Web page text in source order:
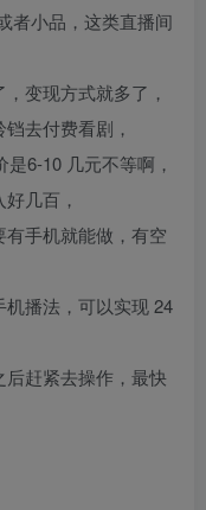
者小品，这类直播间
变现方式就多了，
去付费看剧，
6-10 几元不等啊，
几百，
手机就能做，有空
播法，可以实现 24
赶紧去操作，最快